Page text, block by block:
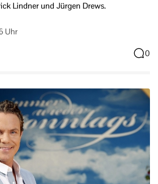
Lindner und Jürgen Drews.
Uhr
0